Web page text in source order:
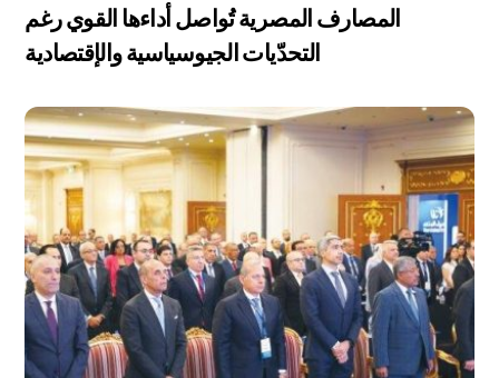
المصارف المصرية تُواصل أداءها القوي رغم
التحدّيات الجيوسياسية والإقتصادية